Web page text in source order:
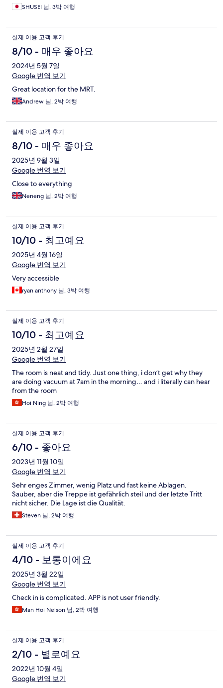
SHUSEI 님, 3박 여행
실제 이용 고객 후기
8/10 - 매우 좋아요
2024년 5월 7일
Google 번역 보기
Great location for the MRT.
Andrew 님, 2박 여행
실제 이용 고객 후기
8/10 - 매우 좋아요
2025년 9월 3일
Google 번역 보기
Close to everything
Neneng 님, 2박 여행
실제 이용 고객 후기
10/10 - 최고예요
2025년 4월 16일
Google 번역 보기
Very accessible
ryan anthony 님, 3박 여행
실제 이용 고객 후기
10/10 - 최고예요
2025년 2월 27일
Google 번역 보기
The room is neat and tidy. Just one thing, i don’t get why they
are doing vacuum at 7am in the morning… and i literally can hear
from the room
Hoi Ning 님, 2박 여행
실제 이용 고객 후기
6/10 - 좋아요
2023년 11월 10일
Google 번역 보기
Sehr enges Zimmer, wenig Platz und fast keine Ablagen.
Sauber, aber die Treppe ist gefährlich steil und der letzte Tritt
nicht sicher. Die Lage ist die Qualität.
Steven 님, 2박 여행
실제 이용 고객 후기
4/10 - 보통이에요
2025년 3월 22일
Google 번역 보기
Check in is complicated. APP is not user friendly.
Man Hoi Nelson 님, 2박 여행
실제 이용 고객 후기
2/10 - 별로예요
2022년 10월 4일
Google 번역 보기